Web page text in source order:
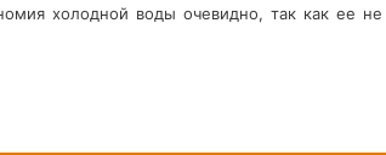
холодной воды очевидно, так как ее не